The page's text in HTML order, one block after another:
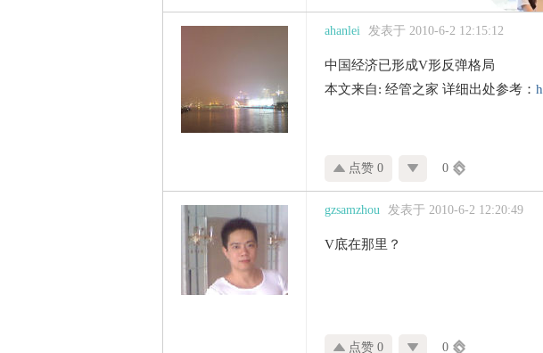
ahanlei 发表于 2010-6-2 12:15:12
中国经济已形成V形反弹格局
本文来自: 经管之家 详细出处参考：
点赞 0 0
gzsamzhou 发表于 2010-6-2 12:20:49
V底在那里？
点赞 0 0